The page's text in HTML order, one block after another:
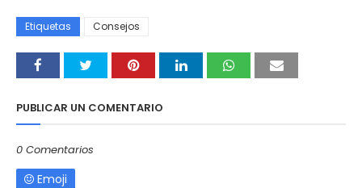
Etiquetas Consejos
PUBLICAR UN COMENTARIO
0 Comentarios
Emoji